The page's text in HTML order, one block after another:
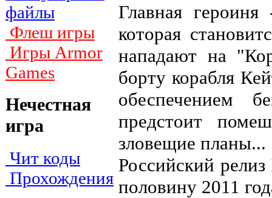
файлы
Флеш игры
Игры Armor
Games
Нечестная
игра
Чит коды
Прохождения
Главная
которая
нападают на
борту корабля
обеспечением
предстоит
зловещие планы...
Российский релиз
половину 2011